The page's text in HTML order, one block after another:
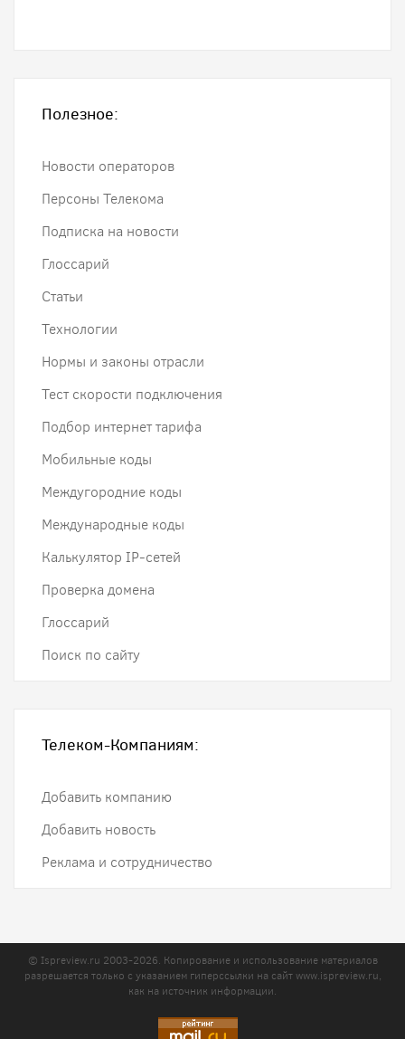
Полезное:
Новости операторов
Персоны Телекома
Подписка на новости
Глоссарий
Статьи
Технологии
Нормы и законы отрасли
Тест скорости подключения
Подбор интернет тарифа
Мобильные коды
Междугородние коды
Международные коды
Калькулятор IP-сетей
Проверка домена
Глоссарий
Поиск по сайту
Телеком-Компаниям:
Добавить компанию
Добавить новость
Реклама и сотрудничество
© Ispreview.ru 2003-2026. Копирование и использование материалов
разрешается только с указанием гиперссылки на сайтwww.ispreview.ru,
как на источник информации.